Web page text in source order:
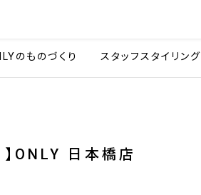
のものづくり スタッフスタイリング
】ONLY 日本橋店